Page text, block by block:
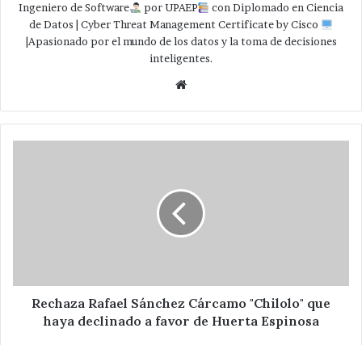
Ingeniero de Software por UPAEP
con Diplomado en Ciencia
de Datos | Cyber Threat Management Certificate by Cisco
|Apasionado por el mundo de los datos y la toma de decisiones
inteligentes.
a
favorRechaza Rafael Sánchez Cárcamo "Chilolo" que
haya declinado a favor de Huerta Espinosa